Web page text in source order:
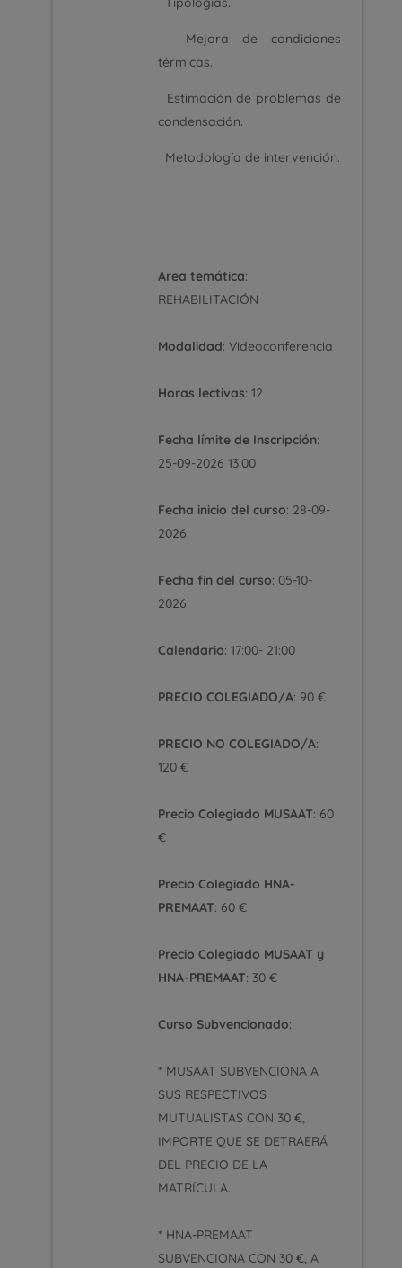
Mejora de condiciones
térmicas.
Estimación de problemas de
condensación.
Metodología de intervención.
Area temática:
REHABILITACIÓN
Modalidad: Videoconferencia
Horas lectivas: 12
Fecha límite de Inscripción:
25-09-2026 13:00
Fecha inicio del curso: 28-09-
2026
Fecha fin del curso: 05-10-
2026
Calendario: 17:00- 21:00
PRECIO COLEGIADO/A: 90 €
PRECIO NO COLEGIADO/A:
120 €
Precio Colegiado MUSAAT: 60
€
Precio Colegiado HNA-
PREMAAT: 60 €
Precio Colegiado MUSAAT y
HNA-PREMAAT: 30 €
Curso Subvencionado:
* MUSAAT SUBVENCIONA A
SUS RESPECTIVOS
MUTUALISTAS CON 30 €,
IMPORTE QUE SE DETRAERÁ
DEL PRECIO DE LA
MATRÍCULA.
* HNA-PREMAAT
SUBVENCIONA CON 30 €, A